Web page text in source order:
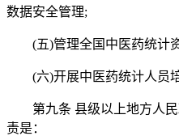
数据安全管理;
(五)管理全国中医药统计
(六)开展中医药统计人员
第九条 县级以上地方人
责是：